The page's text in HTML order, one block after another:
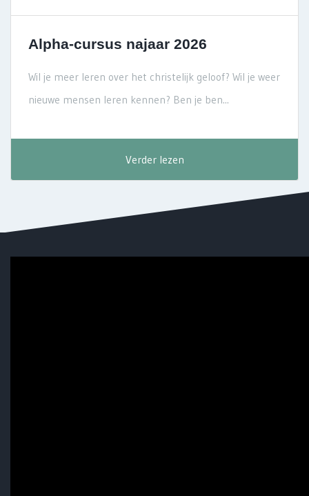
Alpha-cursus najaar 2026
Wil je meer leren over het christelijk geloof? Wil je weer
nieuwe mensen leren kennen? Ben je ben...
Verder lezen